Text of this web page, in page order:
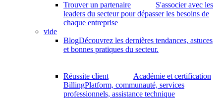
Trouver un partenaire
S'associer avec les
leaders du secteur pour dépasser les besoins de
chaque entreprise
vide
BlogDécouvrez les dernières tendances, astuces
et bonnes pratiques du secteur.
Réussite client
Académie et certification
BillingPlatform, communauté, services
professionnels, assistance technique